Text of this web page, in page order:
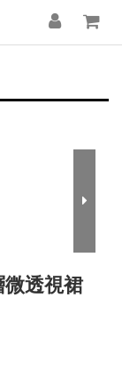
微透視裙